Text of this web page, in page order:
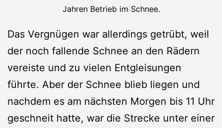
Jahren Betrieb im Schnee.
Das Vergnügen war allerdings getrübt, weil
der noch fallende Schnee an den Rädern
vereiste und zu vielen Entgleisungen
führte. Aber der Schnee blieb liegen und
nachdem es am nächsten Morgen bis 11 Uhr
geschneit hatte, war die Strecke unter einer